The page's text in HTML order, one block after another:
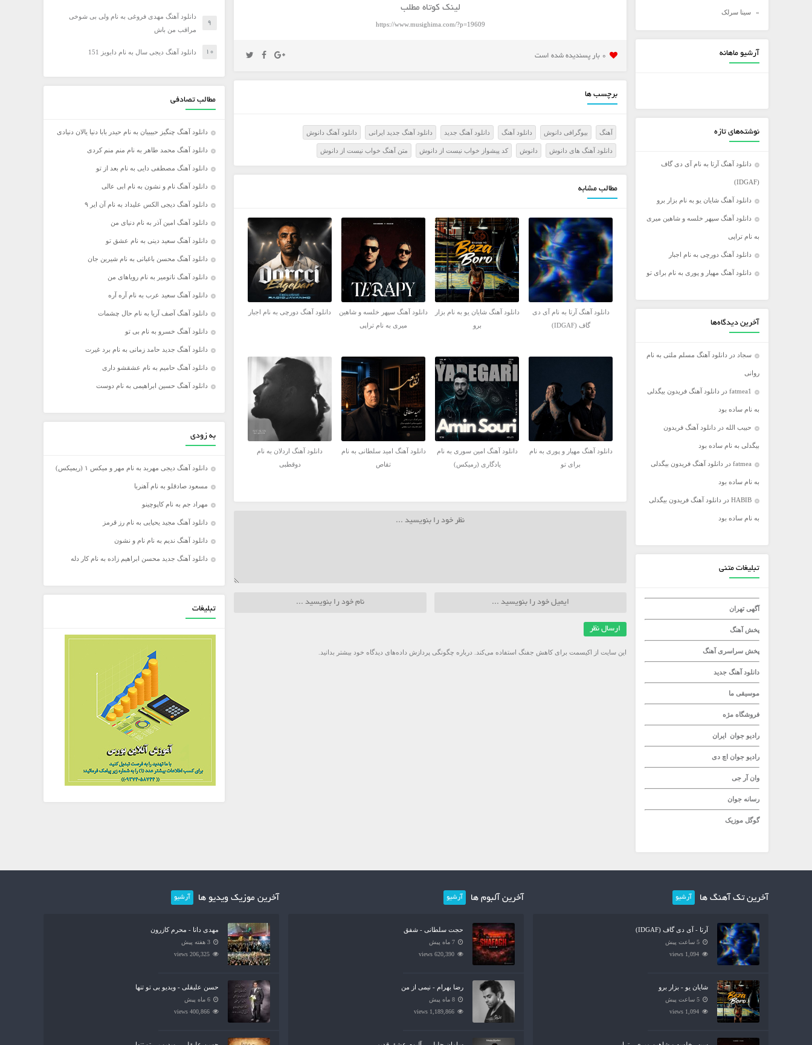
سینا سرلک
شادمهر عقیلی
مجید اخشابی
مجید خراطها
محسن چاووشی
محسن یگانه
محمد رضا گلزار
محمد علیزاده
مرتضی اشرفی
مرتضی سرمدی
مهدی جهانی
مهدی یغمایی
میثم ابراهیمی
میلاد راستاد
آرشیو ماهانه
نوشته‌های تازه
دانلود آهنگ آرتا به نام آی دی گاف
(IDGAF)
دانلود آهنگ شایان یو به نام بزار برو
دانلود آهنگ سپهر خلسه و شاهین میری
به نام تراپی
دانلود آهنگ دورچی به نام اجبار
دانلود آهنگ مهیار و پوری به نام برای تو
آخرین دیدگاه‌ها
سجاد در دانلود آهنگ مسلم ملتی به نام
روانی
fatmea1 در دانلود آهنگ فریدون بیگدلی
به نام ساده بود
حبیب الله در دانلود آهنگ فریدون
بیگدلی به نام ساده بود
fatmea در دانلود آهنگ فریدون بیگدلی
به نام ساده بود
HABIB در دانلود آهنگ فریدون بیگدلی
به نام ساده بود
تبلیغات متنی
آگهی تهران
پخش آهنگ
پخش سراسری آهنگ
دانلود آهنگ جدید
موسیقی ما
فروشگاه مژه
رادیو جوان ایران
رادیو جوان اچ دی
وان آر جی
رسانه جوان
گوگل موزیک
لینک کوتاه مطلب
https://www.musighima.com/?p=19609
0 بار پسنديده شده است
برچسب ها
آهنگ بیوگرافی دانوش دانلود آهنگ دانلود آهنگ جدید دانلود آهنگ جدید ایرانی دانلود آهنگ دانوش
دانلود آهنگ های دانوش دانوش کد پیشواز خواب نیست از دانوش متن آهنگ خواب نیست از دانوش
مطالب مشابه
دانلود آهنگ آرتا به نام آی دی
گاف (IDGAF)
دانلود آهنگ شایان یو به نام بزار
برو
دانلود آهنگ سپهر خلسه و شاهین
میری به نام تراپی
دانلود آهنگ دورچی به نام اجبار
دانلود آهنگ مهیار و پوری به نام
برای تو
دانلود آهنگ امین سوری به نام
یادگاری (رمیکس)
دانلود آهنگ امید سلطانی به نام
تقاص
دانلود آهنگ اردلان به نام
دوقطبی
این سایت از اکیسمت برای کاهش جفنگ استفاده می‌کند. درباره چگونگی پردازش داده‌های دیدگاه خود بیشتر بدانید.
دانلود آهنگ مهدی فروغی به نام ولی بی شوخی
مراقب من باش
دانلود آهنگ دیجی سال به نام دابویز 151
مطالب تصادفی
دانلود آهنگ چنگیز حبیبیان به نام حیدر بابا دنیا یالان دنیادی
دانلود آهنگ محمد طاهر به نام منم منم کردی
دانلود آهنگ مصطفی دایی به نام بعد از تو
دانلود آهنگ نام و نشون به نام ابی عالی
دانلود آهنگ دیجی الکس علیداد به نام آن ایر ۹
دانلود آهنگ امین آذر به نام دنیای من
دانلود آهنگ سعید دینی به نام عشق تو
دانلود آهنگ محسن باغبانی به نام شیرین جان
دانلود آهنگ ناتومیر به نام رویاهای من
دانلود آهنگ سعید عرب به نام آره آره
دانلود آهنگ آصف آریا به نام حال چشمات
دانلود آهنگ خسرو به نام بی تو
دانلود آهنگ جدید حامد زمانی به نام برد غیرت
دانلود آهنگ حامیم به نام عشقشو داری
دانلود آهنگ حسین ابراهیمی به نام دوست
به زودی
دانلود آهنگ دیجی مهربد به نام مهر و میکس ۱ (ریمیکس)
مسعود صادقلو به نام آهنربا
مهراد جم به نام کاپوچینو
دانلود آهنگ مجید یحیایی به نام رز قرمز
دانلود آهنگ ندیم به نام نام و نشون
دانلود آهنگ جدید محسن ابراهیم زاده به نام کار دله
تبلیغات
آخرین تک آهنگ ها آرشیو
آرتا - آی دی گاف (IDGAF)
5 ساعت پیش
1,094 views
شایان یو - بزار برو
5 ساعت پیش
1,094 views
آخرین آلبوم ها آرشیو
حجت سلطانی - شفق
7 ماه پیش
620,390 views
رضا بهرام - نیمی از من
8 ماه پیش
1,189,866 views
آخرین موزیک ویدیو ها آرشیو
مهدی دانا - محرم کازرون
3 هفته پیش
206,325 views
حسن علیقلی - ویدیو بی تو تنها
6 ماه پیش
400,866 views